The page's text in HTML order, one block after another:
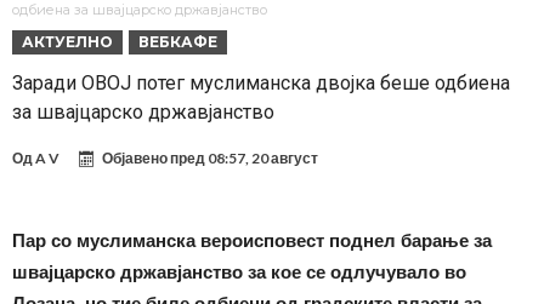
одбиена за швајцарско државјанство
АКТУЕЛНО ВЕБКАФЕ
Заради ОВОЈ потег муслиманска двојка беше одбиена
за швајцарско државјанство
ОдA V Објавено пред 08:57, 20 август
Пар со муслиманска вероисповест поднел барање за
швајцарско државјанство за кое се одлучувало во